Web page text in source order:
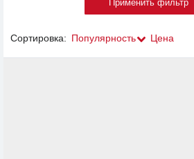
Сортировка: Популярность Цена